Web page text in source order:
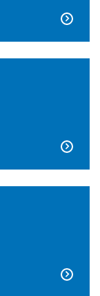


